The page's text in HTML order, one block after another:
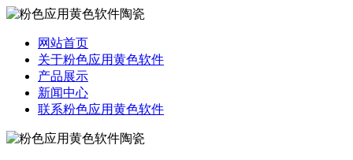
网站首页
关于粉色应用黄色软件
产品展示
新闻中心
联系粉色应用黄色软件